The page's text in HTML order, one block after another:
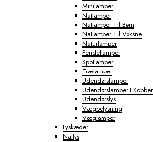
Minilamper
Natlamper
Natlamper Til Børn
Natlamper Til Voksne
Naturlamper
Pendellamper
Spotlamper
Trælamper
Udendørslamper
Udendørslamper I Kobber
Udendørslys
Vægbelysning
Væglamper
Lyskæder
Natlys